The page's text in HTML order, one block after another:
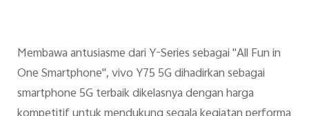
Membawa antusiasme dari Y-Series sebagai "All Fun in
One Smartphone", vivo Y75 5G dihadirkan sebagai
smartphone 5G terbaik dikelasnya dengan harga